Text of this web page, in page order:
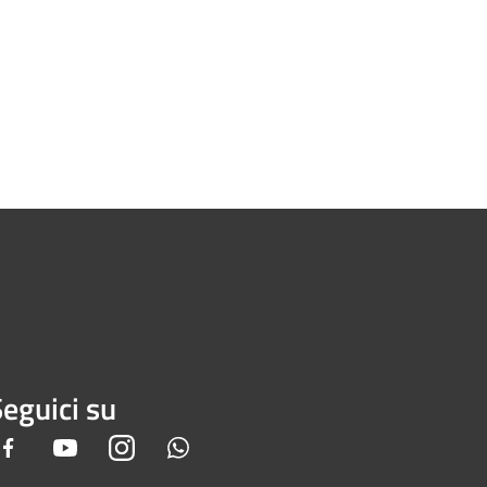
su
Facebook YoutubeInstagram